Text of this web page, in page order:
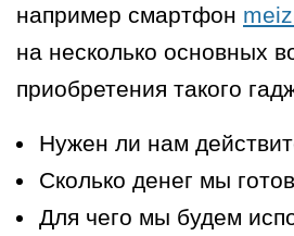
например смартфон
на несколько основных
приобретения такого
Нужен ли нам
Сколько денег мы
Для чего мы будем